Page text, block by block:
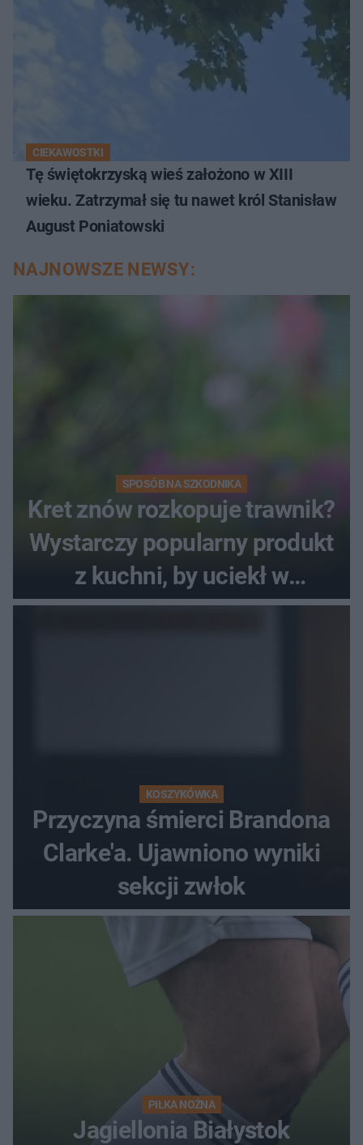
CIEKAWOSTKI
Tę świętokrzyską wieś założono w XIII
wieku. Zatrzymał się tu nawet król Stanisław
August Poniatowski
NAJNOWSZE NEWSY:
SPOSÓB NA SZKODNIKA
Kret znów rozkopuje trawnik?
Wystarczy popularny produkt
z kuchni, by uciekł w
popłochu
KOSZYKÓWKA
Przyczyna śmierci Brandona
Clarke'a. Ujawniono wyniki
sekcji zwłok
PIŁKA NOŻNA
Jagiellonia Białystok